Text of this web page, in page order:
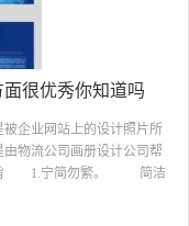
很优秀你知道吗
企业网站上的设计照片所
物流公司画册设计公司帮
旨 1.宁简勿繁。 简洁
不要把设计语言说完，要